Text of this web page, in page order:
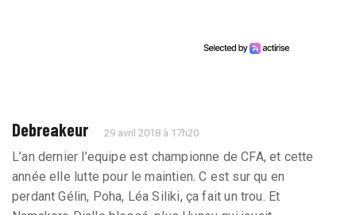
Debreakeur 29 avril 2018 à 17h20
L’an dernier l’equipe est championne de CFA, et cette
année elle lutte pour le maintien. C est sur qu en
perdant Gélin, Poha, Léa Siliki, ça fait un trou. Et